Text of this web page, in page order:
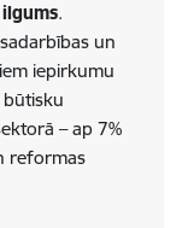
.
un
iepirkumu
būtisku
– ap 7%
reformas